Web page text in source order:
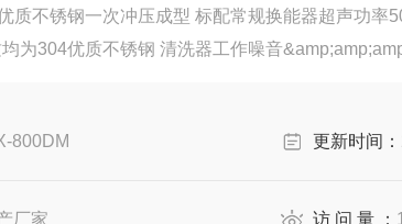
清洗槽采用304优质不锈钢一次冲压成型 标配常
清洗器主体材质均为304优质不锈钢 清洗器工作噪
800DM 更新时间：
厂家 访 问 量 ：